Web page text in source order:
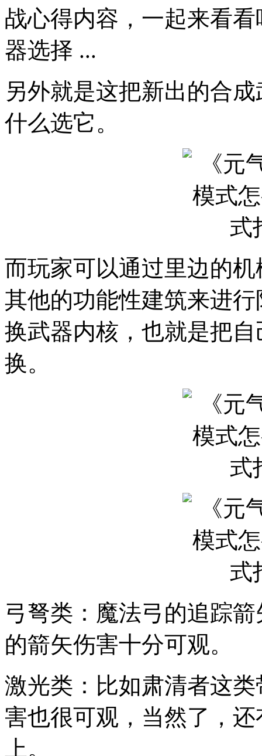
战心得内容，一起来看
器选择 ...
另外就是这把新出的合
什么选它。
而玩家可以通过里边的
其他的功能性建筑来进
换武器内核，也就是把
换。
弓弩类：魔法弓的追踪
的箭矢伤害十分可观。
激光类：比如肃清者这
害也很可观，当然了，
上。